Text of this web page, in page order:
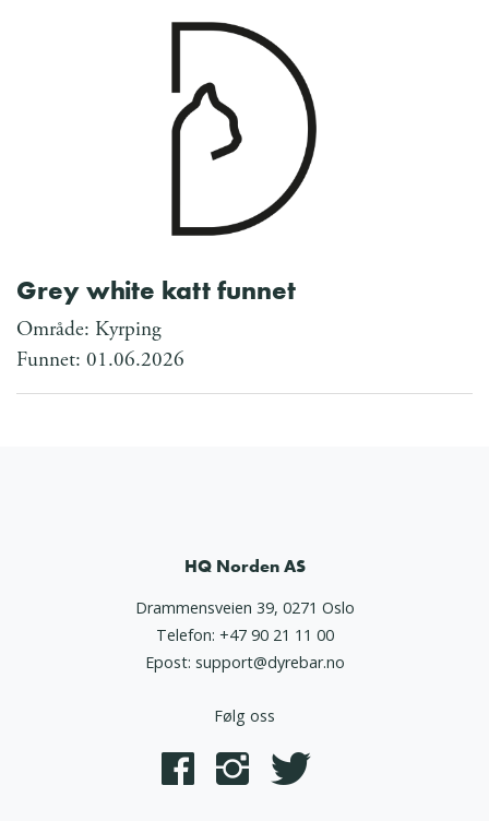
Grey white katt funnet
Område: Kyrping
Funnet: 01.06.2026
HQ Norden AS
Drammensveien 39, 0271 Oslo
Telefon: +47 90 21 11 00
Epost: support@dyrebar.no
Følg oss